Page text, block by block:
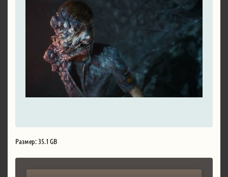
Размер: 35.1 GB